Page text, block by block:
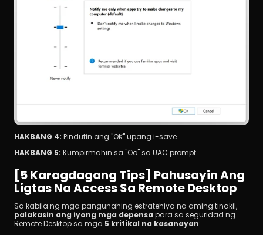
HAKBANG 4: Pindutin ang "OK" upang i-save.
HAKBANG 5: Kumpirmahin sa "Oo" sa UAC prompt.
[5 Karagdagang Tips] Pahusayin Ang
Ligtas Na Access Sa Remote Desktop
palakasin ang iyong mga depensa para sa seguridad ng
Remote Desktop sa mga 5 kritikal na kasanayan: